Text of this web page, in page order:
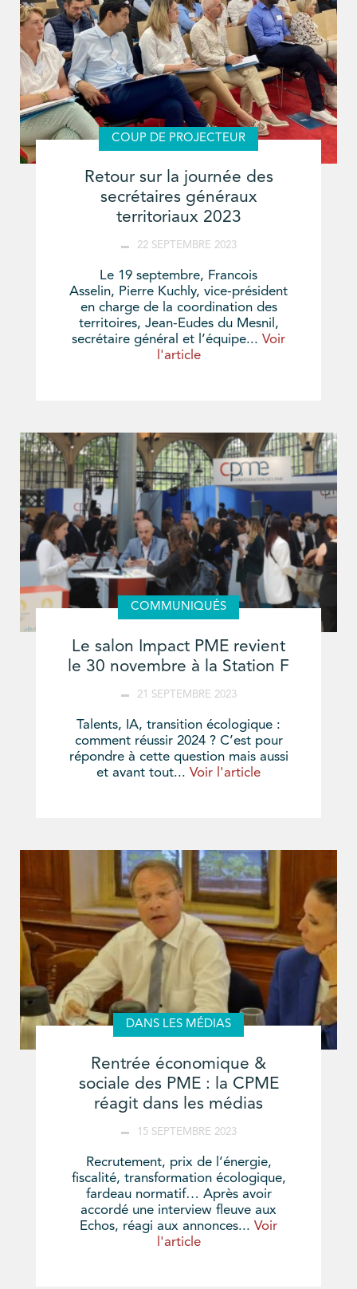
COUP DE PROJECTEUR
Retour sur la journée des
secrétaires généraux
territoriaux 2023
22 SEPTEMBRE 2023
Le 19 septembre, Francois
Asselin, Pierre Kuchly, vice-président
en charge de la coordination des
territoires, Jean-Eudes du Mesnil,
secrétaire général et l’équipe... Voir
l'article
COMMUNIQUÉS
Le salon Impact PME revient
le 30 novembre à la Station F
21 SEPTEMBRE 2023
Talents, IA, transition écologique :
comment réussir 2024 ? C’est pour
répondre à cette question mais aussi
et avant tout... Voir l'article
DANS LES MÉDIAS
Rentrée économique &
sociale des PME : la CPME
réagit dans les médias
15 SEPTEMBRE 2023
Recrutement, prix de l’énergie,
fiscalité, transformation écologique,
fardeau normatif… Après avoir
accordé une interview fleuve aux
Echos, réagi aux annonces... Voir
l'article